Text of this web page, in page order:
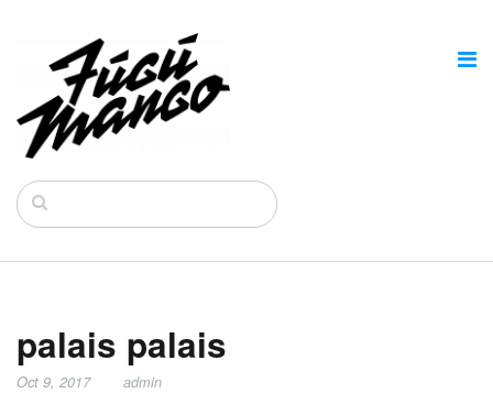
palais palais
Oct 9, 2017 admin